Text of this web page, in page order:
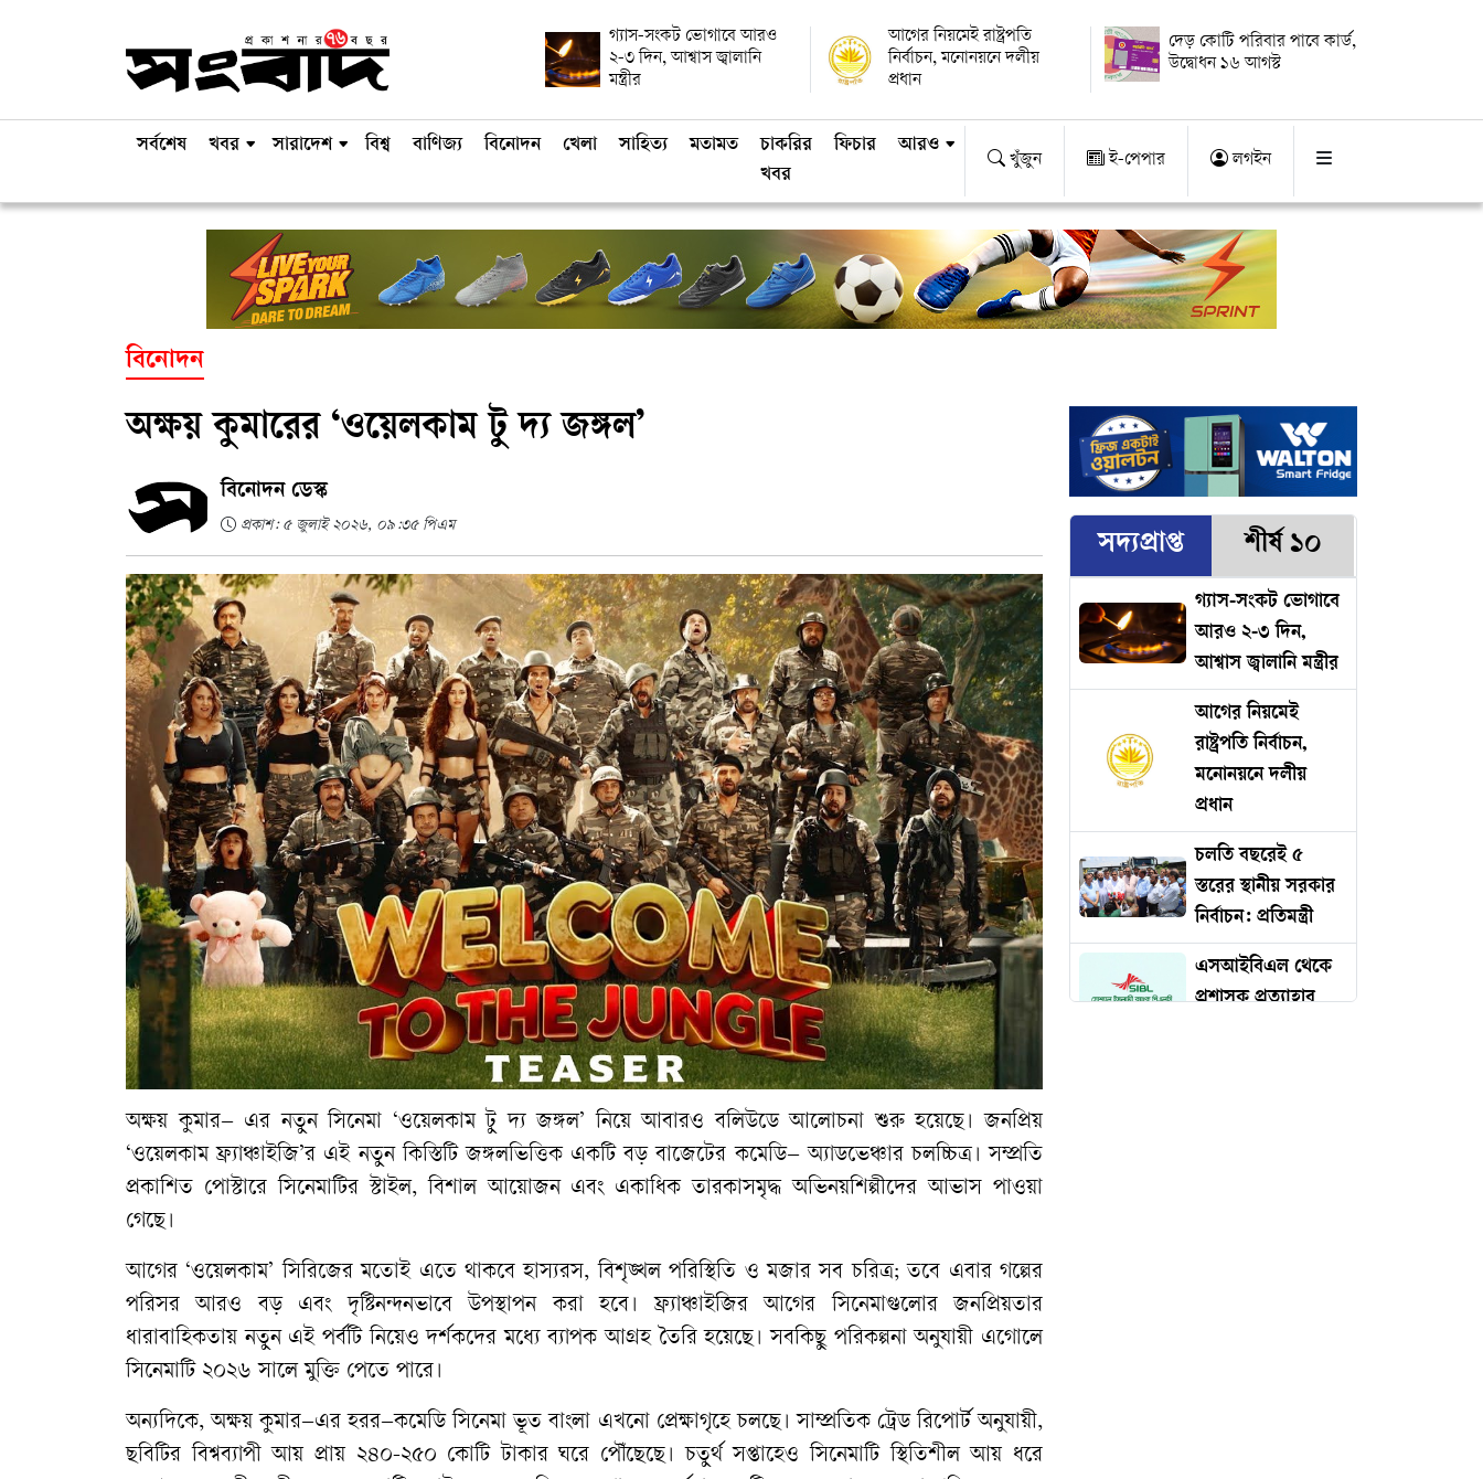
গ্যাস-সংকট ভোগাবে আরও
২-৩ দিন, আশ্বাস জ্বালানি
মন্ত্রীর
আগের নিয়মেই রাষ্ট্রপতি
নির্বাচন, মনোনয়নে দলীয়
প্রধান
দেড় কোটি পরিবার পাবে কার্ড,
উদ্বোধন ১৬ আগস্ট
সর্বশেষ খবর সারাদেশ বিশ্ব বাণিজ্য বিনোদন খেলা সাহিত্য মতামত
চাকরির
খবর
ফিচার আরও
খুঁজুন ই-পেপার লগইন
বিনোদন
অক্ষয় কুমারের ‘ওয়েলকাম টু দ্য জঙ্গল’
বিনোদন ডেস্ক
প্রকাশ: ৫ জুলাই ২০২৬, ০৯:৩৫ পিএম
অক্ষয় কুমার– এর নতুন সিনেমা ‘ওয়েলকাম টু দ্য জঙ্গল’ নিয়ে আবারও বলিউডে আলোচনা শুরু হয়েছে। জনপ্রিয়
‘ওয়েলকাম ফ্র্যাঞ্চাইজি’র এই নতুন কিস্তিটি জঙ্গলভিত্তিক একটি বড় বাজেটের কমেডি– অ্যাডভেঞ্চার চলচ্চিত্র। সম্প্রতি
প্রকাশিত পোস্টারে সিনেমাটির স্টাইল, বিশাল আয়োজন এবং একাধিক তারকাসমৃদ্ধ অভিনয়শিল্পীদের আভাস পাওয়া
গেছে।
আগের ‘ওয়েলকাম’ সিরিজের মতোই এতে থাকবে হাস্যরস, বিশৃঙ্খল পরিস্থিতি ও মজার সব চরিত্র; তবে এবার গল্পের
পরিসর আরও বড় এবং দৃষ্টিনন্দনভাবে উপস্থাপন করা হবে। ফ্র্যাঞ্চাইজির আগের সিনেমাগুলোর জনপ্রিয়তার
ধারাবাহিকতায় নতুন এই পর্বটি নিয়েও দর্শকদের মধ্যে ব্যাপক আগ্রহ তৈরি হয়েছে। সবকিছু পরিকল্পনা অনুযায়ী এগোলে
সিনেমাটি ২০২৬ সালে মুক্তি পেতে পারে।
অন্যদিকে, অক্ষয় কুমার–এর হরর–কমেডি সিনেমা ভূত বাংলা এখনো প্রেক্ষাগৃহে চলছে। সাম্প্রতিক ট্রেড রিপোর্ট অনুযায়ী,
ছবিটির বিশ্বব্যাপী আয় প্রায় ২৪০-২৫০ কোটি টাকার ঘরে পৌঁছেছে। চতুর্থ সপ্তাহেও সিনেমাটি স্থিতিশীল আয় ধরে
সদ্যপ্রাপ্ত শীর্ষ ১০
গ্যাস-সংকট ভোগাবে
আরও ২-৩ দিন,
আশ্বাস জ্বালানি মন্ত্রীর
আগের নিয়মেই
রাষ্ট্রপতি নির্বাচন,
মনোনয়নে দলীয়
প্রধান
চলতি বছরেই ৫
স্তরের স্থানীয় সরকার
নির্বাচন: প্রতিমন্ত্রী
এসআইবিএল থেকে
প্রশাসক প্রত্যাহার